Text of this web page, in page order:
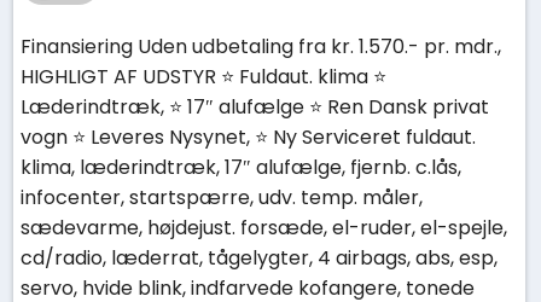
Finansiering Uden udbetaling fra kr. 1.570.- pr. mdr.,
HIGHLIGT AF UDSTYR ⭐ Fuldaut. klima ⭐
Læderindtræk, ⭐ 17″ alufælge ⭐ Ren Dansk privat
vogn ⭐ Leveres Nysynet, ⭐ Ny Serviceret fuldaut.
klima, læderindtræk, 17″ alufælge, fjernb. c.lås,
infocenter, startspærre, udv. temp. måler,
sædevarme, højdejust. forsæde, el-ruder, el-spejle,
cd/radio, læderrat, tågelygter, 4 airbags, abs, esp,
servo, hvide blink, indfarvede kofangere, tonede